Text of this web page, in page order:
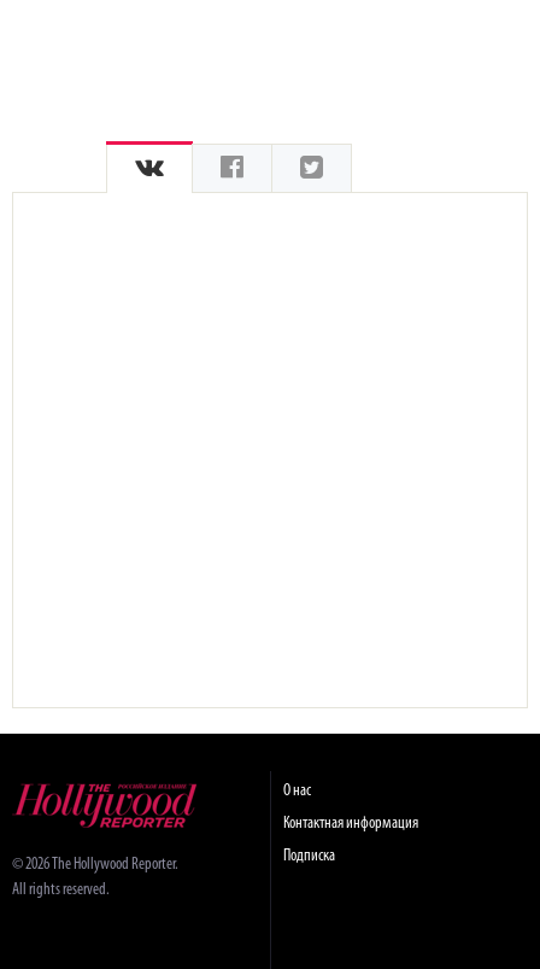
© 2026 The Hollywood Reporter.
All rights reserved.
О нас
Контактная информация
Подписка